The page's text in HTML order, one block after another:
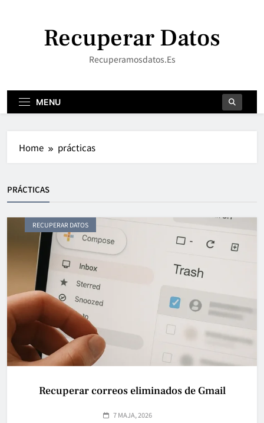
Recuperar Datos
Recuperamosdatos.es
MENU
Home prácticas
PRÁCTICAS
RECUPERAR DATOS
Recuperar correos eliminados de Gmail
7 MAJA, 2026